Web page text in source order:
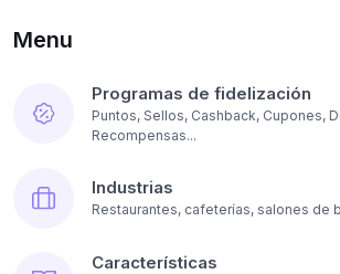
Menu
Programas de fidelización
Puntos, Sellos, Cashback, Cupones,
Recompensas...
Industrias
Restaurantes, cafeterías, salones de
Características